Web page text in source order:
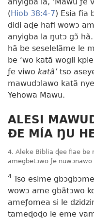
(Hiob 38:4-7) Esia fia
didi aɖe hafi wowɔ
anyigba la ŋutɔ gɔ̃
hã be seselelãme le
be ‘wo katã wogli kple
ƒe viwo katã’ tso
mawudɔlawo katã
Yehowa Mawu.
ALESI
ÐE MÍA ŊU
4. Aleke Biblia ɖee fiae be
amegbetɔwo ƒe nuwɔnawo
4 Tso esime
wowɔ ame gbãtɔwo
ameƒomea si le
tameɖoɖo le eme